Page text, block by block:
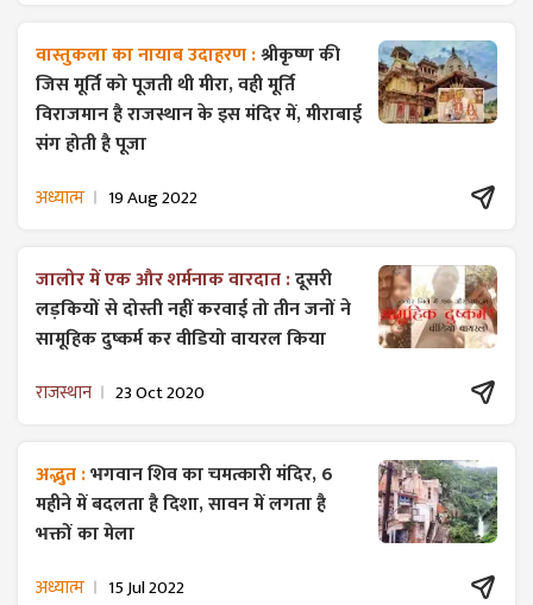
वास्तुकला का नायाब उदाहरण :श्रीकृष्ण की
जिस मूर्ति को पूजती थी मीरा, वही मूर्ति
विराजमान है राजस्थान के इस मंदिर में, मीराबाई
संग होती है पूजा
अध्यात्म 19 Aug 2022
जालोर में एक और शर्मनाक वारदात :दूसरी
लड़कियों से दोस्ती नहीं करवाई तो तीन जनों ने
सामूहिक दुष्कर्म कर वीडियो वायरल किया
राजस्थान 23 Oct 2020
अद्भुत :भगवान शिव का चमत्कारी मंदिर, 6
महीने में बदलता है दिशा, सावन में लगता है
भक्तों का मेला
अध्यात्म 15 Jul 2022